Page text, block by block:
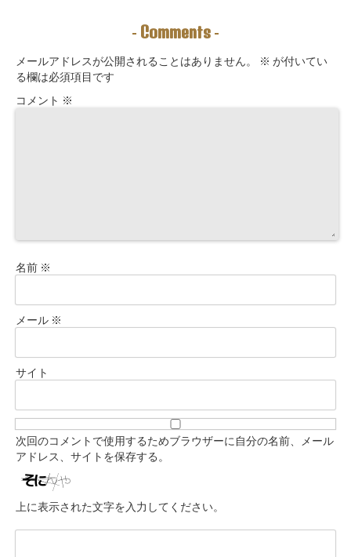
ーチングできま
九星別・金運ブ
ロックを外す開
- Comments -
メールアドレスが公開されることはありません。 ※ が付いてい
る欄は必須項目です
コメント ※
名前 ※
メール ※
サイト
次回のコメントで使用するためブラウザーに自分の名前、メール
アドレス、サイトを保存する。
上に表示された文字を入力してください。